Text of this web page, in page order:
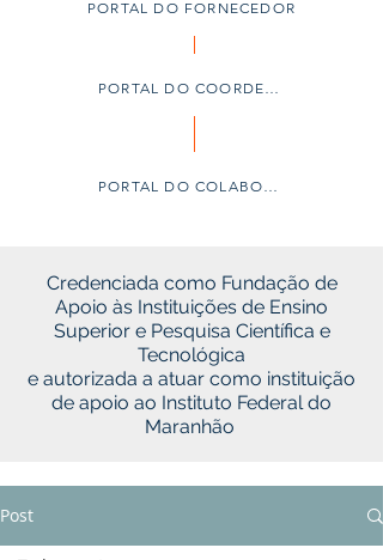
PORTAL DO FORNECEDOR
Credenciada como Fundação de
Apoio às Instituições de Ensino
Superior e Pesquisa Científica e
Tecnológica
e autorizada a atuar como instituição
de apoio ao Instituto Federal do
Maranhão
Post